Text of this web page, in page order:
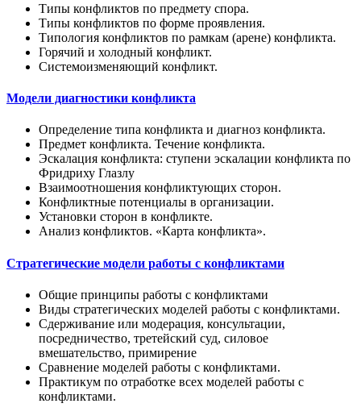
Типы конфликтов по предмету спора.
Типы конфликтов по форме проявления.
Типология конфликтов по рамкам (арене) конфликта.
Горячий и холодный конфликт.
Системоизменяющий конфликт.
Модели диагностики конфликта
Определение типа конфликта и диагноз конфликта.
Предмет конфликта. Течение конфликта.
Эскалация конфликта: ступени эскалации конфликта по
Фридриху Глазлу
Взаимоотношения конфликтующих сторон.
Конфликтные потенциалы в организации.
Установки сторон в конфликте.
Анализ конфликтов. «Карта конфликта».
Стратегические модели работы с конфликтами
Общие принципы работы с конфликтами
Виды стратегических моделей работы с конфликтами.
Сдерживание или модерация, консультации,
посредничество, третейский суд, силовое
вмешательство, примирение
Сравнение моделей работы с конфликтами.
Практикум по отработке всех моделей работы с
конфликтами.